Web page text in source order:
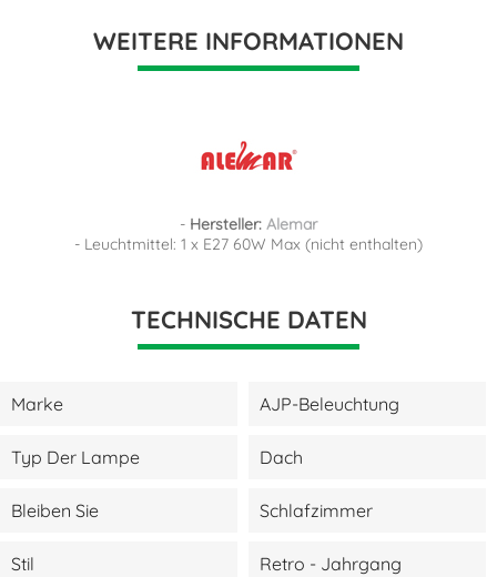
WEITERE INFORMATIONEN
- Hersteller: Alemar
- Leuchtmittel: 1 x E27 60W Max (nicht enthalten)
TECHNISCHE DATEN
Marke AJP-Beleuchtung
Typ Der Lampe Dach
Bleiben Sie Schlafzimmer
Stil Retro - Jahrgang